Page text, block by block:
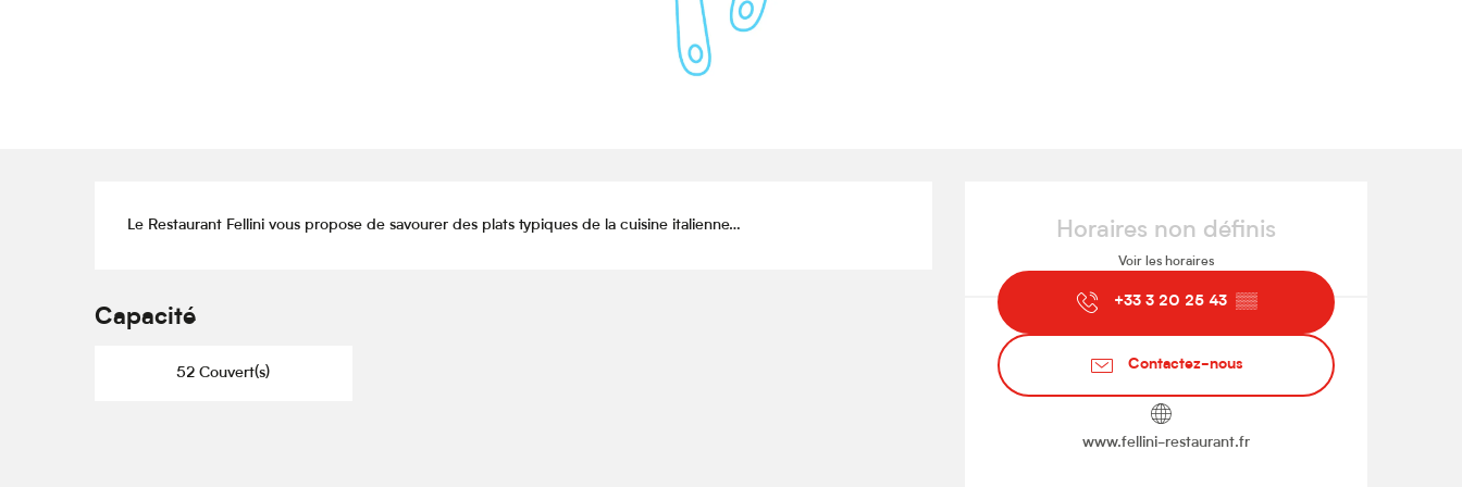
Ouverture et coordonnées
Horaires non définis
Voir les horaires
+33 3 20 25 43 ▒▒
Contactez-nous
www.fellini-restaurant.fr
Description
Le Restaurant Fellini vous propose de savourer des plats typiques de la cuisine italienne…
Capacité
52 Couvert(s)